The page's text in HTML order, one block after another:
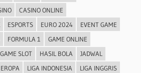
CASINO ONLINE
ESPORTS EURO 2024
EVENT GAME
FORMULA 1
GAME ONLINE
GAME SLOT HASIL BOLA
JADWAL
LIGA INDONESIA
LIGA INGGRIS